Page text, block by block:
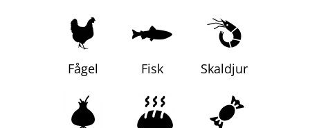
Fågel Fisk Skaldjur